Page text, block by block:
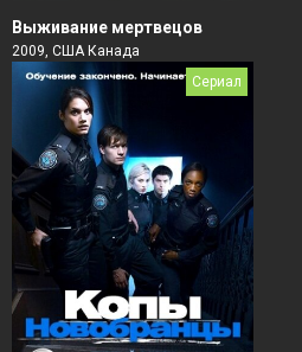
Выживание мертвецов
2009, США Канада
Сериал